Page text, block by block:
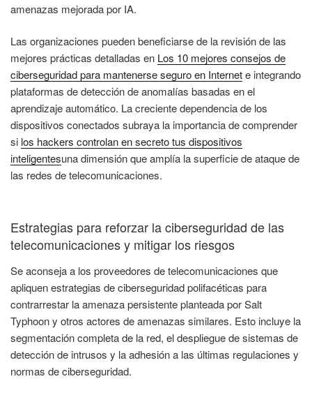
amenazas mejorada por IA.
Las organizaciones pueden beneficiarse de la revisión de las
mejores prácticas detalladas en Los 10 mejores consejos de
ciberseguridad para mantenerse seguro en Internete integrando
plataformas de detección de anomalías basadas en el
aprendizaje automático. La creciente dependencia de los
dispositivos conectados subraya la importancia de comprender
si los hackers controlan en secreto tus dispositivos
inteligentesuna dimensión que amplía la superficie de ataque de
las redes de telecomunicaciones.
Estrategias para reforzar la ciberseguridad de las
telecomunicaciones y mitigar los riesgos
Se aconseja a los proveedores de telecomunicaciones que
apliquen estrategias de ciberseguridad polifacéticas para
contrarrestar la amenaza persistente planteada por Salt
Typhoon y otros actores de amenazas similares. Esto incluye la
segmentación completa de la red, el despliegue de sistemas de
detección de intrusos y la adhesión a las últimas regulaciones y
normas de ciberseguridad.